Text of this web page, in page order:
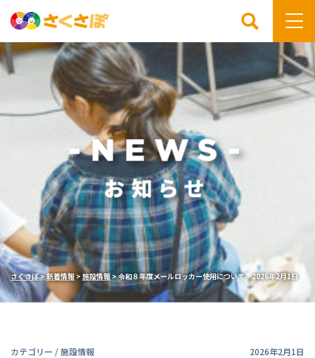
検索
さくさぽ>新着情報> 施設情報>令和８年度メールロッカー使用について 2026年2月1日
カテゴリー /施設情報 2026年2月1日